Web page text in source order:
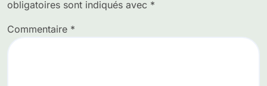
obligatoires sont indiqués avec *
Commentaire *